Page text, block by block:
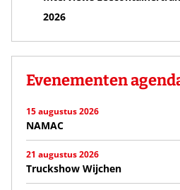
2026
Evenementen
15 augustus 2026
NAMAC
21 augustus 2026
Truckshow Wijchen